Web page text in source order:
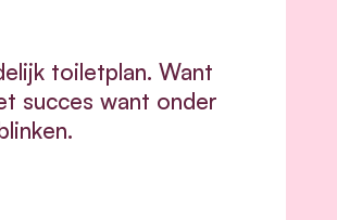
toiletplan. Want
succes want onder